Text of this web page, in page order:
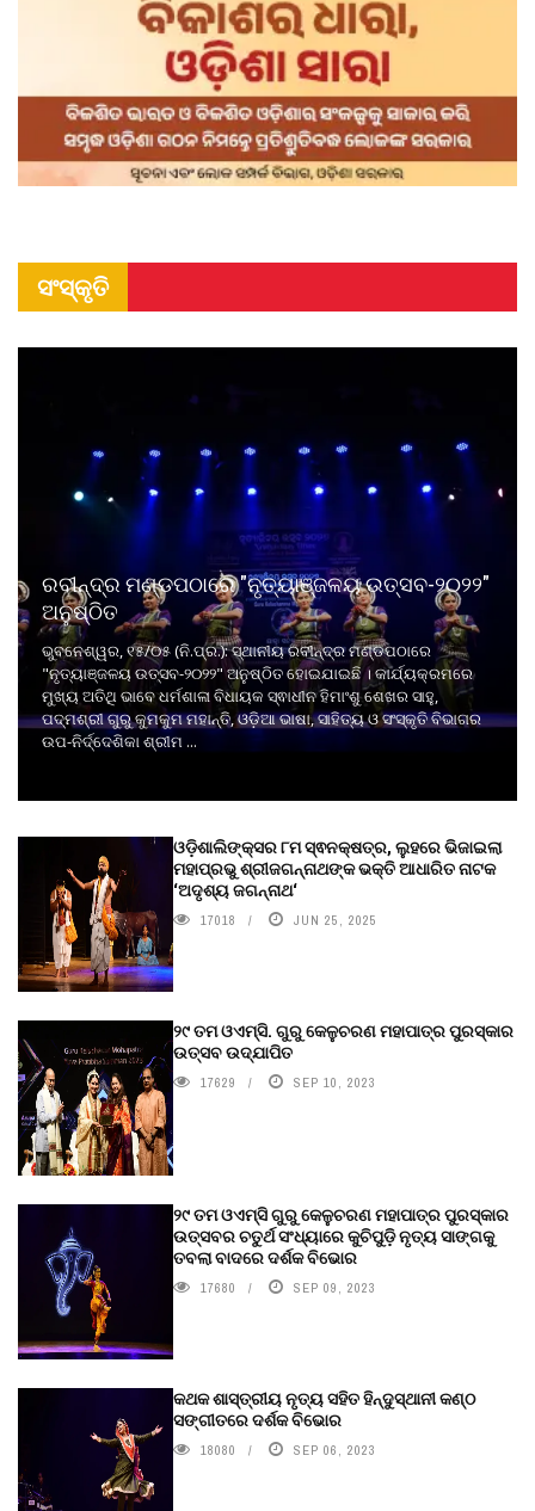
ସଂସ୍କୃତି
ରବୀନ୍ଦ୍ର ମଣ୍ଡପଠାରେ "ନୃତ୍ୟାଞ୍ଜଳୟ ଉତ୍ସବ-୨୦୨୨"
ଅନୁଷ୍ଠିତ
ଭୁବନେଶ୍ୱର, ୧୫/୦୫ (ନି.ପ୍ର.): ସ୍ଥାନୀୟ ରବୀନ୍ଦ୍ର ମଣ୍ଡପଠାରେ
"ନୃତ୍ୟାଞ୍ଜଳୟ ଉତ୍ସବ-୨୦୨୨" ଅନୁଷ୍ଠିତ ହୋଇଯାଇଛି । କାର୍ଯ୍ୟକ୍ରମରେ
ମୁଖ୍ୟ ଅତିଥି ଭାବେ ଧର୍ମଶାଳା ବିଧାୟକ ସ୍ଵାଧୀନ ହିମାଂଶୁ ଶେଖର ସାହୁ,
ପଦ୍ମଶ୍ରୀ ଗୁରୁ କୁମକୁମ ମହାନ୍ତି, ଓଡ଼ିଆ ଭାଷା, ସାହିତ୍ୟ ଓ ସଂସ୍କୃତି ବିଭାଗର
ଉପ-ନିର୍ଦ୍ଦେଶିକା ଶ୍ରୀମ ...
ଓଡ଼ିଶାଲିଙ୍କ୍ସର ୮ମ ସ୍ଵନକ୍ଷତ୍ର, ଲୁହରେ ଭିଜାଇଲା
ମହାପ୍ରଭୁ ଶ୍ରୀଜଗନ୍ନାଥଙ୍କ ଭକ୍ତି ଆଧାରିତ ନାଟକ
‘ଅଦୃଶ୍ୟ ଜଗନ୍ନାଥ‘
17018 JUN 25, 2025
୨୯ ତମ ଓଏମ୍‌ସି. ଗୁରୁ କେଳୁଚରଣ ମହାପାତ୍ର ପୁରସ୍କାର
ଉତ୍ସବ ଉଦ୍‍ଯାପିତ
17629 SEP 10, 2023
୨୯ ତମ ଓଏମ୍‌ସି ଗୁରୁ କେଳୁଚରଣ ମହାପାତ୍ର ପୁରସ୍କାର
ଉତ୍ସବର ଚତୁର୍ଥ ସଂଧ୍ୟାରେ କୁଚିପୁଡ଼ି ନୃତ୍ୟ ସାଙ୍ଗକୁ
ତବଲା ବାଦରେ ଦର୍ଶକ ବିଭୋର
17680 SEP 09, 2023
କଥକ ଶାସ୍ତ୍ରୀୟ ନୃତ୍ୟ ସହିତ ହିନ୍ଦୁସ୍ଥାନୀ କଣ୍ଠ
ସଙ୍ଗୀତରେ ଦର୍ଶକ ବିଭୋର
18080 SEP 06, 2023